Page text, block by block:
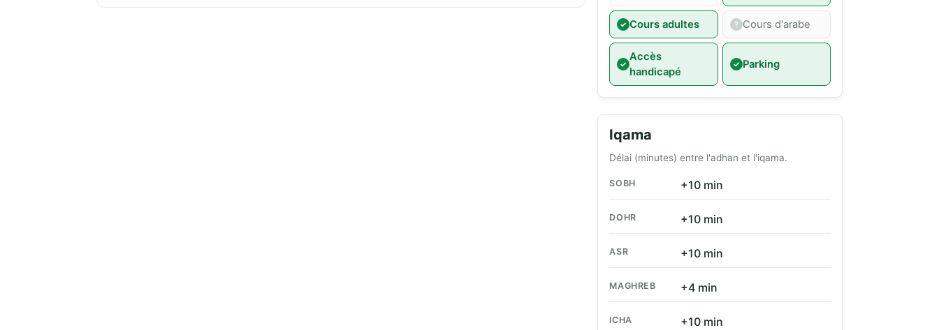
Cours adultes Cours d'arabe
Accès
handicapé
Parking
Iqama
Délai (minutes) entre l'adhan et l'iqama.
SOBH +10 min
DOHR +10 min
ASR +10 min
MAGHREB +4 min
ICHA +10 min